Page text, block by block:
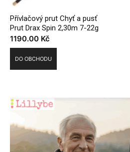
Přívlačový prut Chyť a pusť
Prut Drax Spin 2,30m 7-22g
1190.00 Kč
DO OBCHODU